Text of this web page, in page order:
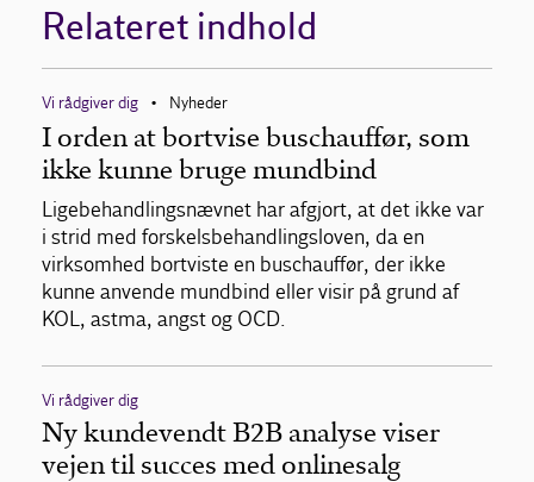
Relateret indhold
Vi rådgiver dig • Nyheder
I orden at bortvise buschauffør, som
ikke kunne bruge mundbind
Ligebehandlingsnævnet har afgjort, at det ikke var
i strid med forskelsbehandlingsloven, da en
virksomhed bortviste en buschauffør, der ikke
kunne anvende mundbind eller visir på grund af
KOL, astma, angst og OCD.
Vi rådgiver dig
Ny kundevendt B2B analyse viser
vejen til succes med onlinesalg